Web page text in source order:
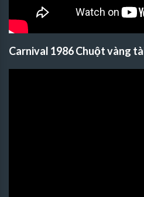
Carnival 1986 Chuột vàng